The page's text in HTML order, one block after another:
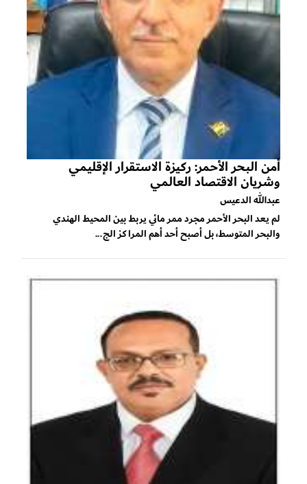
أمن البحر الأحمر: ركيزة الاستقرار الإقليمي
وشريان الاقتصاد العالمي
عبدالله الدعيس
لم يعد البحر الأحمر مجرد ممر مائي يربط بين المحيط الهندي
والبحر المتوسط، بل أصبح أحد أهم المراكز الج...